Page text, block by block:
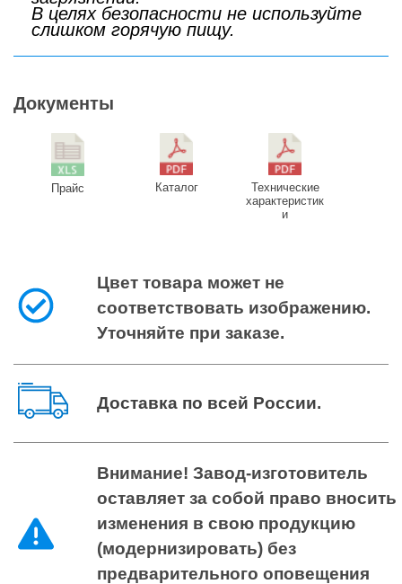
В целях безопасности не используйте
слишком горячую пищу.
Документы
Прайс Каталог
Технические
характеристик
и
Цвет товара может не
соответствовать изображению.
Уточняйте при заказе.
Доставка по всей России.
Внимание! Завод-изготовитель
оставляет за собой право вносить
изменения в свою продукцию
(модернизировать) без
предварительного оповещения